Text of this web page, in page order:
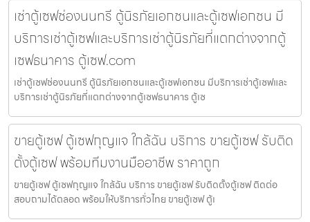
เช่าตู้เซฟช่องนนทรี ตู้นิรภัยเอกชนและตู้เซฟเอกชน มี
บริการเช่าตู้เซฟและบริการเช่าตู้นิรภัยที่แตกต่างจากตู้
เซฟธนาคาร ตู้เซฟ.com
เช่าตู้เซฟช่องนนทรี ตู้นิรภัยเอกชนและตู้เซฟเอกชน มีบริการเช่าตู้เซฟและ
บริการเช่าตู้นิรภัยที่แตกต่างจากตู้เซฟธนาคาร ตู้เซ
ขายตู้เซฟ ตู้เซฟกุญแจ ใกล้ฉัน บริการ ขายตู้เซฟ รับติด
ตั้งตู้เซฟ พร้อมทีมงานมืออาชีพ ราคาถูก
ขายตู้เซฟ ตู้เซฟกุญแจ ใกล้ฉัน บริการ ขายตู้เซฟ รับติดตั้งตู้เซฟ ติดต่อ
สอบถามได้ตลอด พร้อมให้บริการทั่วไทย ขายตู้เซฟ ตู้เ